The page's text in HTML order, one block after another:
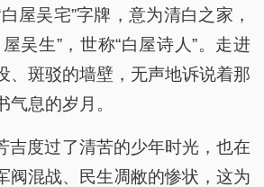
屋吴宅”字牌，意为清白之家，
吴生”，世称“白屋诗人”。走进
、斑驳的墙壁，无声地诉说着那
气息的岁月。
吉度过了清苦的少年时光，也在
阀混战、民生凋敝的惨状，这为